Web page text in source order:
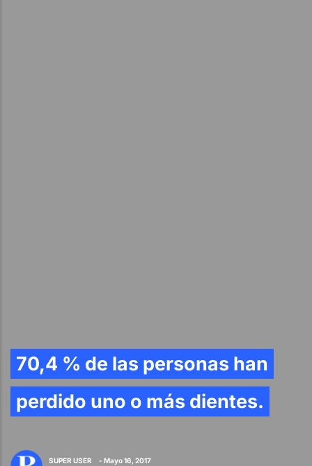
70,4 % de las personas han
perdido uno o más dientes.
SUPER USER - Mayo 16, 2017